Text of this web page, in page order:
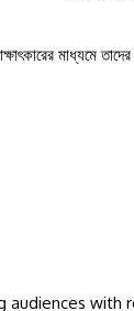
মাধ্যমে
audiences with